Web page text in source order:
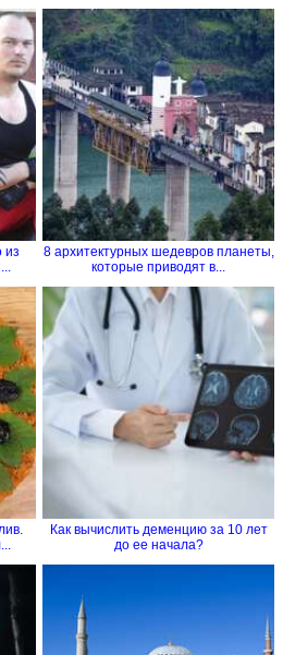
из
8 архитектурных шедевров планеты,
которые приводят в...
Как вычислить деменцию за 10 лет
до ее начала?